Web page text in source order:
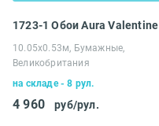
1723-1 Обои Aura Valentine
10.05х0.53м, Бумажные,
Великобритания
на складе - 8 рул.
4 960 руб/рул.